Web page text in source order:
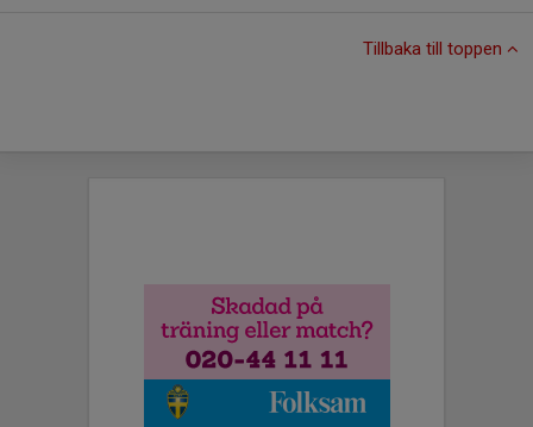
Tillbaka till toppen